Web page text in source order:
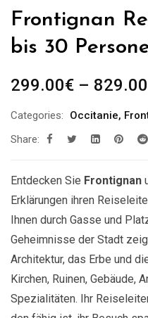
Frontignan
bis 30
299.00€ – 829.00
Categories: Occitanie,
Share:
Entdecken Sie Frontignan
Erklärungen ihren
Ihnen durch Gasse und
Geheimnisse der Stadt
Architektur, das Erbe und
Kirchen, Ruinen, Gebäude,
Spezialitäten. Ihr